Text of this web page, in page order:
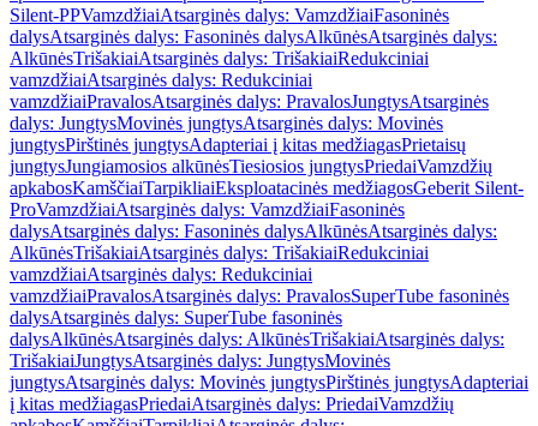
Silent-PPVamzdžiaiAtsarginės dalys: VamzdžiaiFasoninės
dalysAtsarginės dalys: Fasoninės dalysAlkūnėsAtsarginės dalys:
AlkūnėsTrišakiaiAtsarginės dalys: TrišakiaiRedukciniai
vamzdžiaiAtsarginės dalys: Redukciniai
vamzdžiaiPravalosAtsarginės dalys: PravalosJungtysAtsarginės
dalys: JungtysMovinės jungtysAtsarginės dalys: Movinės
jungtysPirštinės jungtysAdapteriai į kitas medžiagasPrietaisų
jungtysJungiamosios alkūnėsTiesiosios jungtysPriedaiVamzdžių
apkabosKamščiaiTarpikliaiEksploatacinės medžiagosGeberit Silent-
ProVamzdžiaiAtsarginės dalys: VamzdžiaiFasoninės
dalysAtsarginės dalys: Fasoninės dalysAlkūnėsAtsarginės dalys:
AlkūnėsTrišakiaiAtsarginės dalys: TrišakiaiRedukciniai
vamzdžiaiAtsarginės dalys: Redukciniai
vamzdžiaiPravalosAtsarginės dalys: PravalosSuperTube fasoninės
dalysAtsarginės dalys: SuperTube fasoninės
dalysAlkūnėsAtsarginės dalys: AlkūnėsTrišakiaiAtsarginės dalys:
TrišakiaiJungtysAtsarginės dalys: JungtysMovinės
jungtysAtsarginės dalys: Movinės jungtysPirštinės jungtysAdapteriai
į kitas medžiagasPriedaiAtsarginės dalys: PriedaiVamzdžių